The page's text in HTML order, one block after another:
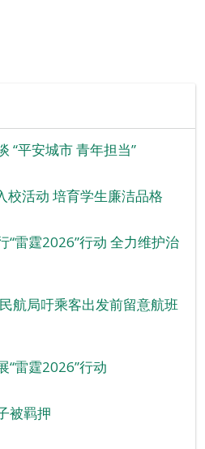
“平安城市 青年担当”
校活动 培育学生廉洁品格
“雷霆2026”行动 全力维护治
航局吁乘客出发前留意航班
“雷霆2026”行动
被羁押